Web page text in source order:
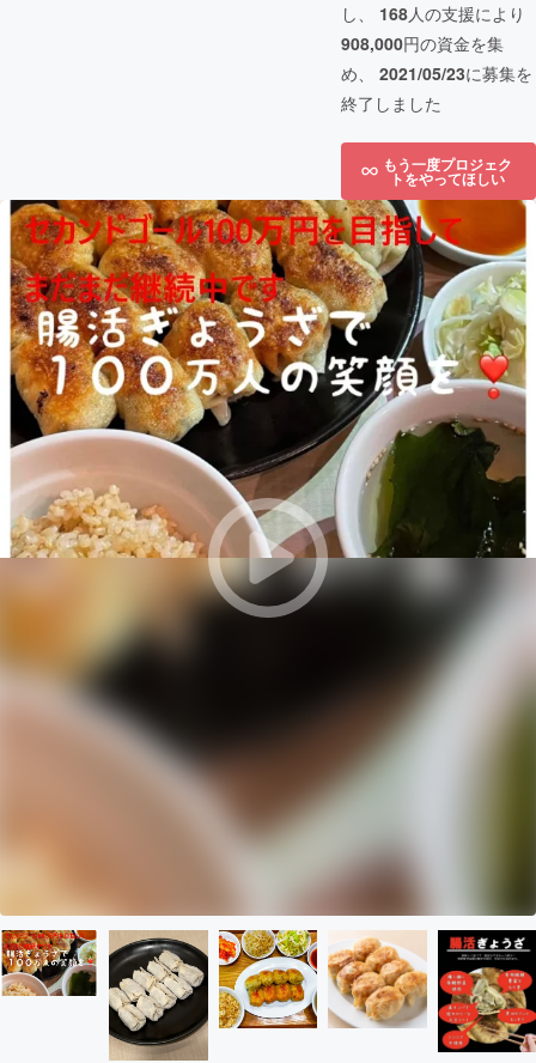
し、 168人の支援により
908,000円の資金を集
め、 2021/05/23に募集を
終了しました
もう一度プロジェク
トをやってほしい